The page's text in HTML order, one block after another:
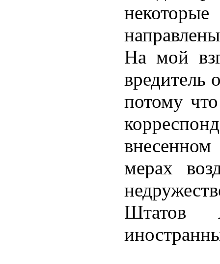
На мой
вредитель
потому
мерах
Штатов